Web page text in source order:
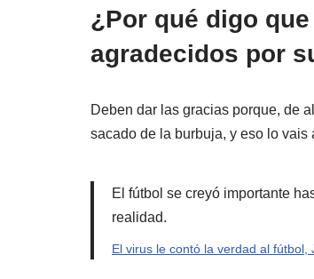
¿Por qué digo
agradecidos por
Deben dar las gracias porque, de
sacado de la burbuja, y eso lo vais
El fútbol se creyó importante
realidad.
El virus le contó la verdad al fútbol,